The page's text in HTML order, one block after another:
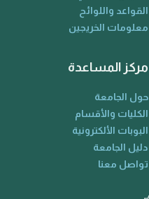
القواعد واللوائح
معلومات الخريجين
مركز المساعدة
حول الجامعة
الكليات والأقسام
البوبات الألكترونية
دليل الجامعة
تواصل معنا